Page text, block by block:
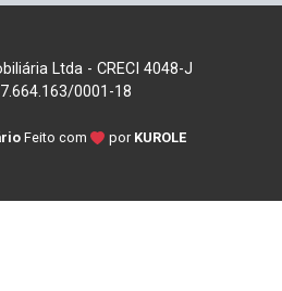
Ltda - CRECI 4048-J
0001-18
Feito com por KUROLE